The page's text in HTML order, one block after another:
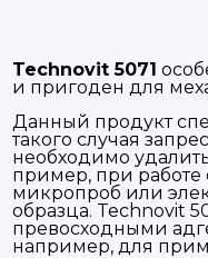
Technovit 5071
и пригоден для
Данный продукт
такого случая
необходимо
пример, при работе
микропроб или
образца. Technovit
превосходными
например, для